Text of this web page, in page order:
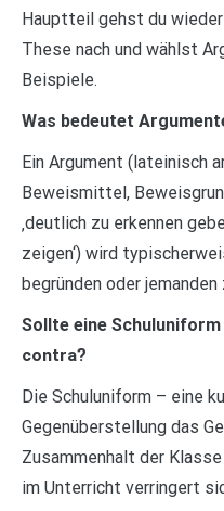
Hauptteil gehst du
These nach und wählst
Beispiele.
Was bedeutet
Ein Argument (lateinisch
Beweismittel,
‚deutlich zu erkennen
zeigen‘) wird
begründen oder jemanden
Sollte eine
contra?
Die Schuluniform – eine
Gegenüberstellung das
Zusammenhalt der
im Unterricht verringert